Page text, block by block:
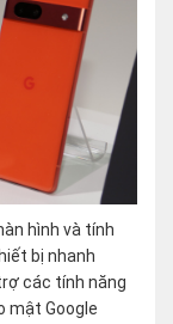
hình và tính
bị nhanh
các tính năng
mật Google